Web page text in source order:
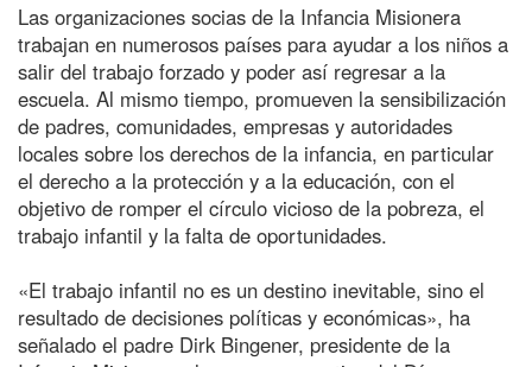
Las organizaciones socias de la Infancia Misionera
trabajan en numerosos países para ayudar a los niños a
salir del trabajo forzado y poder así regresar a la
escuela. Al mismo tiempo, promueven la sensibilización
de padres, comunidades, empresas y autoridades
locales sobre los derechos de la infancia, en particular
el derecho a la protección y a la educación, con el
objetivo de romper el círculo vicioso de la pobreza, el
trabajo infantil y la falta de oportunidades.
«El trabajo infantil no es un destino inevitable, sino el
resultado de decisiones políticas y económicas», ha
señalado el padre Dirk Bingener, presidente de la